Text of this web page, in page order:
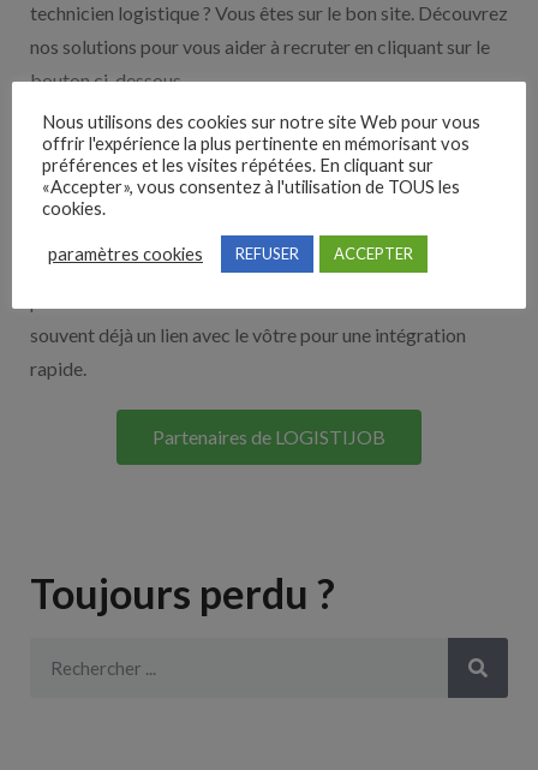
technicien logistique ? Vous êtes sur le bon site. Découvrez
nos solutions pour vous aider à recruter en cliquant sur le
bouton ci-dessous.
Nos solutions entreprises
Découvrez nos partenaires ! Moteurs de recherches,
multidiffuseurs, sites payant… nombreux sont nos
souvent déjà un lien avec le vôtre pour une intégration
rapide.
Partenaires de LOGISTIJOB
Toujours perdu ?
Nous utilisons des cookies sur notre site Web pour vous
offrir l'expérience la plus pertinente en mémorisant vos
préférences et les visites répétées. En cliquant sur
«Accepter», vous consentez à l'utilisation de TOUS les
cookies.
paramètres cookies REFUSER ACCEPTER